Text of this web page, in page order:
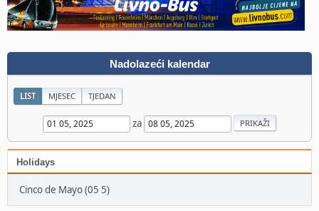
Nadolazeći kalendar
LIST MJESEC TJEDAN
za
Holidays
Cinco de Mayo (05 5)